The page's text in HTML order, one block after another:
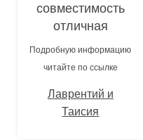
совместимость
отличная
Подробную информацию
читайте по ссылке
Лаврентий и
Таисия